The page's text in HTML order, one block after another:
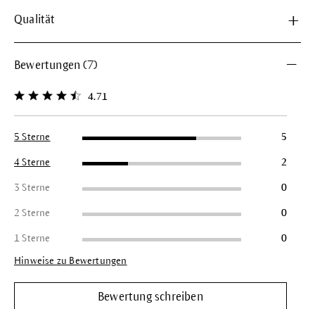
Qualität
Bewertungen (7)
Durchschnittliche Bewertung von 4.7 von 5 Sternen
4.71
5 Sterne 5
4 Sterne 2
3 Sterne 0
2 Sterne 0
1 Sterne 0
Hinweise zu Bewertungen
Bewertung schreiben